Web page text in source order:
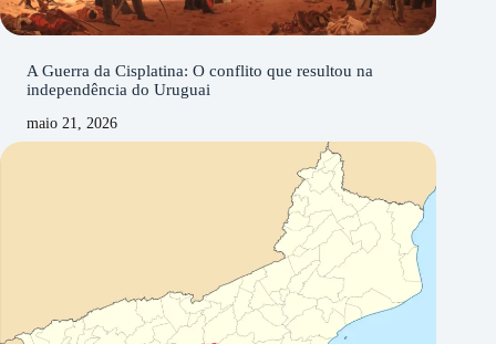
A Guerra da Cisplatina: O conflito que resultou na
independência do Uruguai
maio 21, 2026